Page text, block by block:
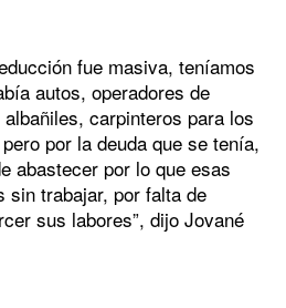
fue masiva, teníamos
autos, operadores de
carpinteros para los
por la deuda que se tenía,
abastecer por lo que esas
sin trabajar, por falta de
sus labores”, dijo Jované